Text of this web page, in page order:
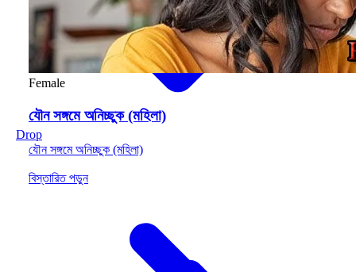
Drop
Female
যৌন সঙ্গমে অনিচ্ছুক (মহিলা)
যৌন সঙ্গমে অনিচ্ছুক (মহিলা)
বিস্তারিত পড়ুন